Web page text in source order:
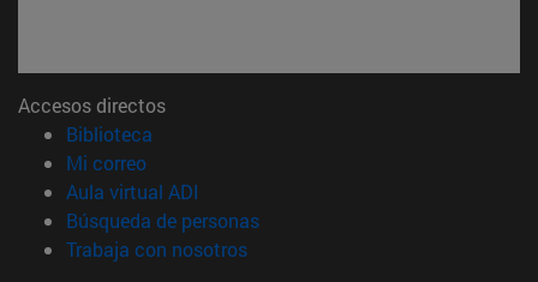
Accesos directos
Biblioteca
Mi correo(abre en nueva ventana)
Aula virtual ADI
Búsqueda de personas(abre en nueva ventana)
Trabaja con nosotros(abre en nueva ventana)